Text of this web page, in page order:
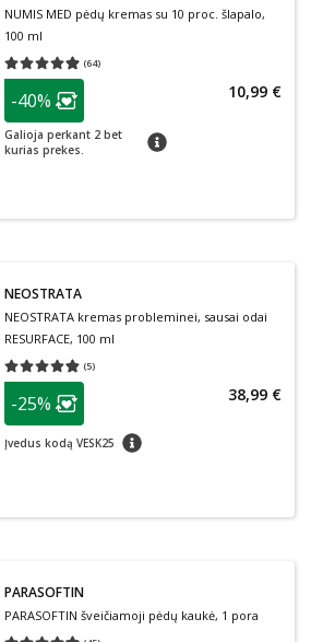
NUMIS MED pėdų kremas su 10 proc. šlapalo,
100 ml
(64)
Vidutinis įvertinimas 4.91
patarimas
Lojalumo klubo narių nuolaida
-40%
Galioja perkant 2 bet
kurias prekes.
patarimas
10,99 €
NEOSTRATA
NEOSTRATA kremas probleminei, sausai odai
RESURFACE, 100 ml
(5)
Vidutinis įvertinimas 4.80
patarimas
Lojalumo klubo narių nuolaida
-25%
Įvedus kodą VESK25 patarimas
38,99 €
PARASOFTIN
PARASOFTIN šveičiamoji pėdų kaukė, 1 pora